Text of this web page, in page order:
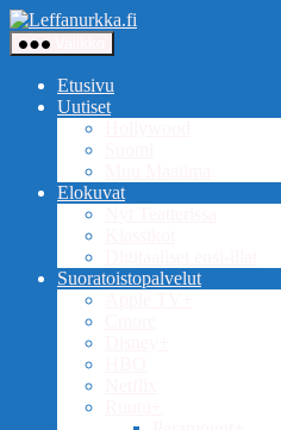
Siirry
sisältöön
Etusivu
Uutiset
Elokuvat
Suoratoistopalvelut